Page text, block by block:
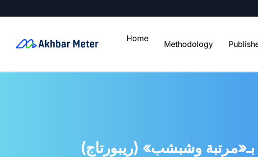
Home
Methodology
وشبشب» (ريبورتاج)